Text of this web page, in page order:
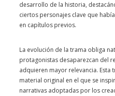
desarrollo de la historia,
ciertos personajes clave que
en capítulos previos.
La evolución de la trama obliga
protagonistas desaparezcan del
adquieren mayor relevancia.
material original en el que se
narrativas adoptadas por los